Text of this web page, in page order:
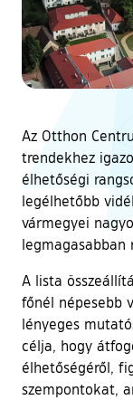
Az Otthon
trendekhez
élhetőségi
legélhetőbb
vármegyei
legmagasabban
A lista
főnél népesebb
lényeges
célja, hogy
élhetőségéről,
szempontokat,